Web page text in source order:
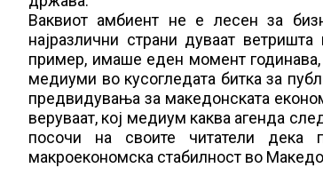
Ваквиот амбиент не е лесен за
најразлични страни дуваат
пример, имаше еден момент годинава,
медиуми во кусогледата битка за
предвидувања за македонската
веруваат, кој медиум каква агенда
посочи на своите читатели дека
макроекономска стабилност во